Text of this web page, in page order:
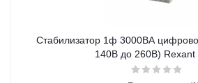
Стабилизатор 1ф 3000ВА
140В до 260В) Rexant